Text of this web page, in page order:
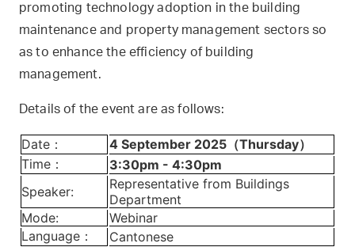
promoting technology adoption in the building
maintenance and property management sectors so
as to enhance the efficiency of building
management.
Details of the event are as follows:
Date：
4 September 2025（Thursday）
Time：
3:30pm - 4:30pm
Speaker:
Representative from Buildings
Department
Mode:
Webinar
Language：
Cantonese